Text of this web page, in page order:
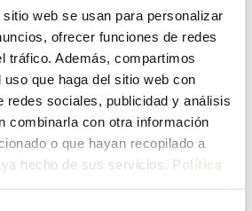
web se usan para personalizar
ofrecer funciones de redes
tráfico. Además, compartimos
que haga del sitio web con
redes sociales, publicidad y análisis
combinarla con otra información
o que hayan recopilado a
hecho de sus servicios. Política